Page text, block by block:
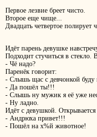
Первое лезвие бреет чисто.
Второе еще чище...
Двадцать четвертое полирует
Идёт парень девушке
Подходит стучиться в стекло.
- Чё надо?
Паренёк говорит:
- Слышь щас с девчонкой
- Да пошёл ты!!!
- Слышь ну мужик я её уже
- Ну ладно.
Идёт с девушкой.
- Андрюха привет!!!
- Пошёл на х%й животное!